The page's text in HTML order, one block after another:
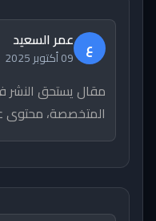
ع عمر السعيد
09 أكتوبر 2025
مقال يستحق النشر
المتخصصة، محتوى